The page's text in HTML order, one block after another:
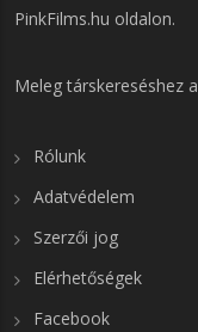
PinkFilms.hu oldalon.
Meleg társkereséshez a
Rólunk
Adatvédelem
Szerzői jog
Elérhetőségek
Facebook